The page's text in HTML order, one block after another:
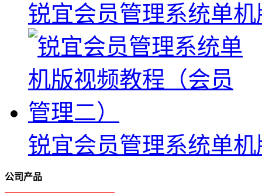
锐宜会员管理系统单
锐宜会员管理系统单
公司产品